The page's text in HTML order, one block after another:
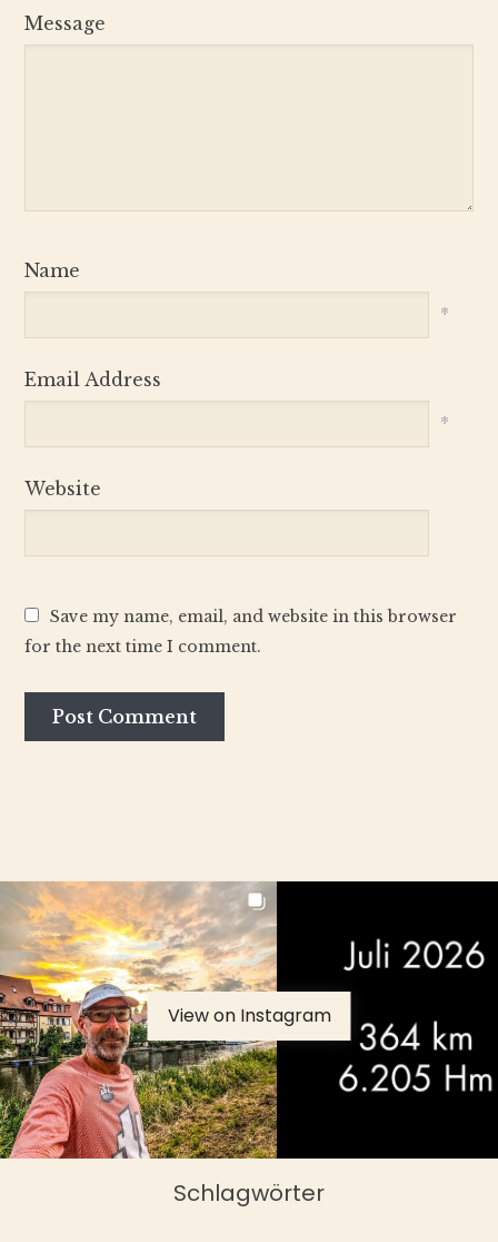
Message
Name
*
Email Address
*
Website
Save my name, email, and website in this browser
for the next time I comment.
View on Instagram
Schlagwörter